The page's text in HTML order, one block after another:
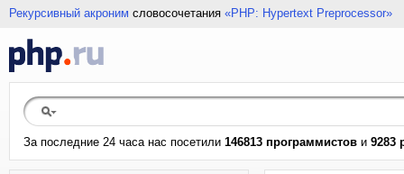
Рекурсивный акроним словосочетания «PHP: Hypertext Preprocessor»
За последние 24 часа нас посетили 146813 программистов и 9283